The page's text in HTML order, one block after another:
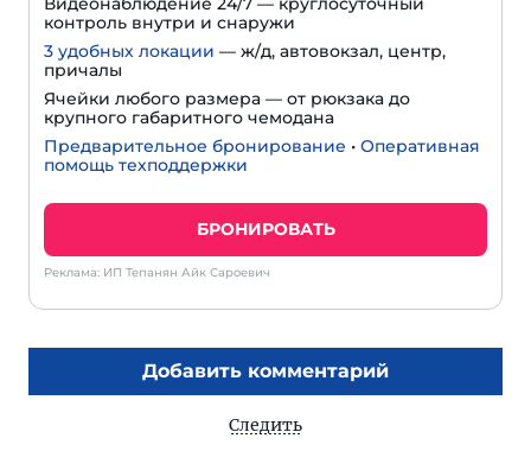
контроль внутри и снаружи
3 удобных локации — ж/д, автовокзал, центр,
причалы
Ячейки любого размера — от рюкзака до
крупного габаритного чемодана
Предварительное бронирование • Оперативная
помощь техподдержки
БРОНИРОВАТЬ
Реклама: ИП Тепанян Айк Сароевич
Добавить комментарий
Следить